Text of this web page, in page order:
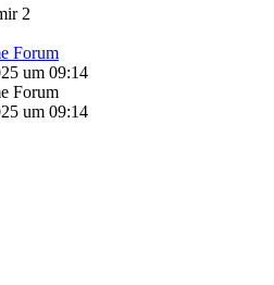
2
Forum
um 09:14
Forum
um 09:14